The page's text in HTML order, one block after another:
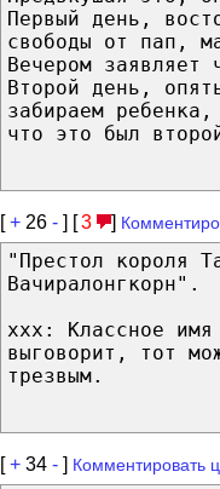
Первый день,
свободы от пап,
Вечером заявляет
Второй день,
забираем
что это был
[+ 26 - ] [3 ]
"Престол короля
Вачиралонгкорн".
xxx: Классное
выговорит, тот
трезвым.
[+ 34 - ] Комментировать